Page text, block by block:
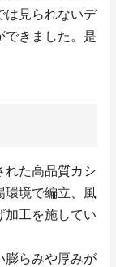
は見られないデ
できました。是
れた高品質カシ
環境で編立、風
加工を施してい
膨らみや厚みが